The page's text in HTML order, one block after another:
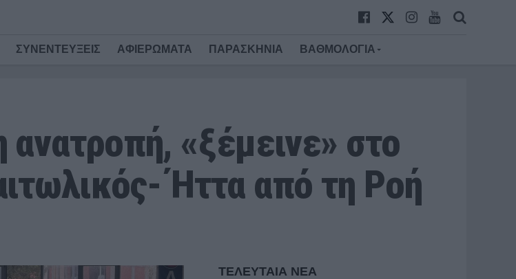
ΣΥΝΕΝΤΕΥΞΕΙΣ ΑΦΙΕΡΩΜΑΤΑ ΠΑΡΑΣΚΗΝΙΑ ΒΑΘΜΟΛΟΓΙΑ
«ξέμεινε» στο
Ήττα από τη Ροή
ΤΕΛΕΥΤΑΙΑ ΝΕΑ